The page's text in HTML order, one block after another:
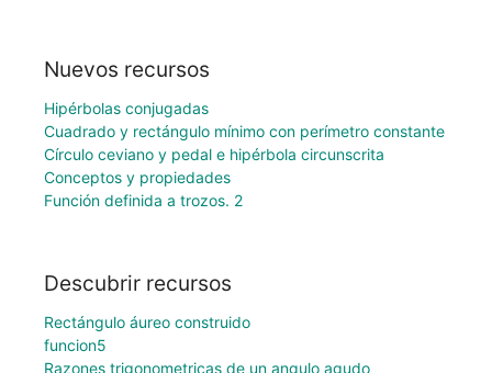
Nuevos recursos
Hipérbolas conjugadas
Cuadrado y rectángulo mínimo con perímetro constante
Círculo ceviano y pedal e hipérbola circunscrita
Conceptos y propiedades
Función definida a trozos. 2
Descubrir recursos
Rectángulo áureo construido
funcion5
Razones trigonometricas de un angulo agudo